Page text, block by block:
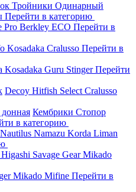
Тройники Одинарный
Перейти в категорию
Pro Berkley ECO Перейти в
Kosadaka Cralusso Перейти в
Kosadaka Guru StingerПерейти
Decoy Hitfish Select Cralusso
Кембрики Стопор
в категорию
Nautilus Namazu Korda Liman
Higashi Savage GearMikado
Mikado Mifine Перейти в